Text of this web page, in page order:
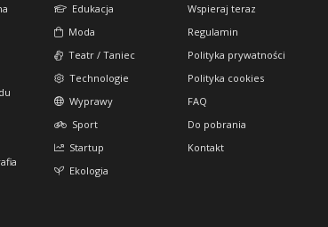
Edukacja
Moda
Teatr / Taniec
Technologie
Wyprawy
Sport
Startup
Ekologia
Wspieraj teraz
Regulamin
Polityka prywatności
Polityka cookies
FAQ
Do pobrania
Kontakt